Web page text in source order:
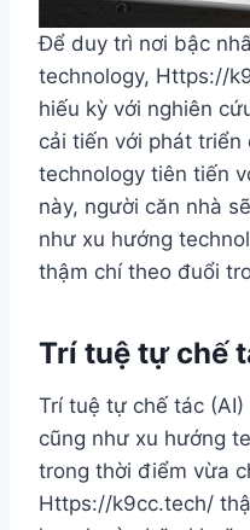
Để duy trì nơi bậc
technology, Https://
hiếu kỳ với nghiên
cải tiến với phát triển
technology tiên tiến
này, người căn nhà
như xu hướng
thậm chí theo đuổi
Trí tuệ tự chế
Trí tuệ tự chế tác
cũng như xu hướng
trong thời điểm vừa
Https://k9cc.tech/